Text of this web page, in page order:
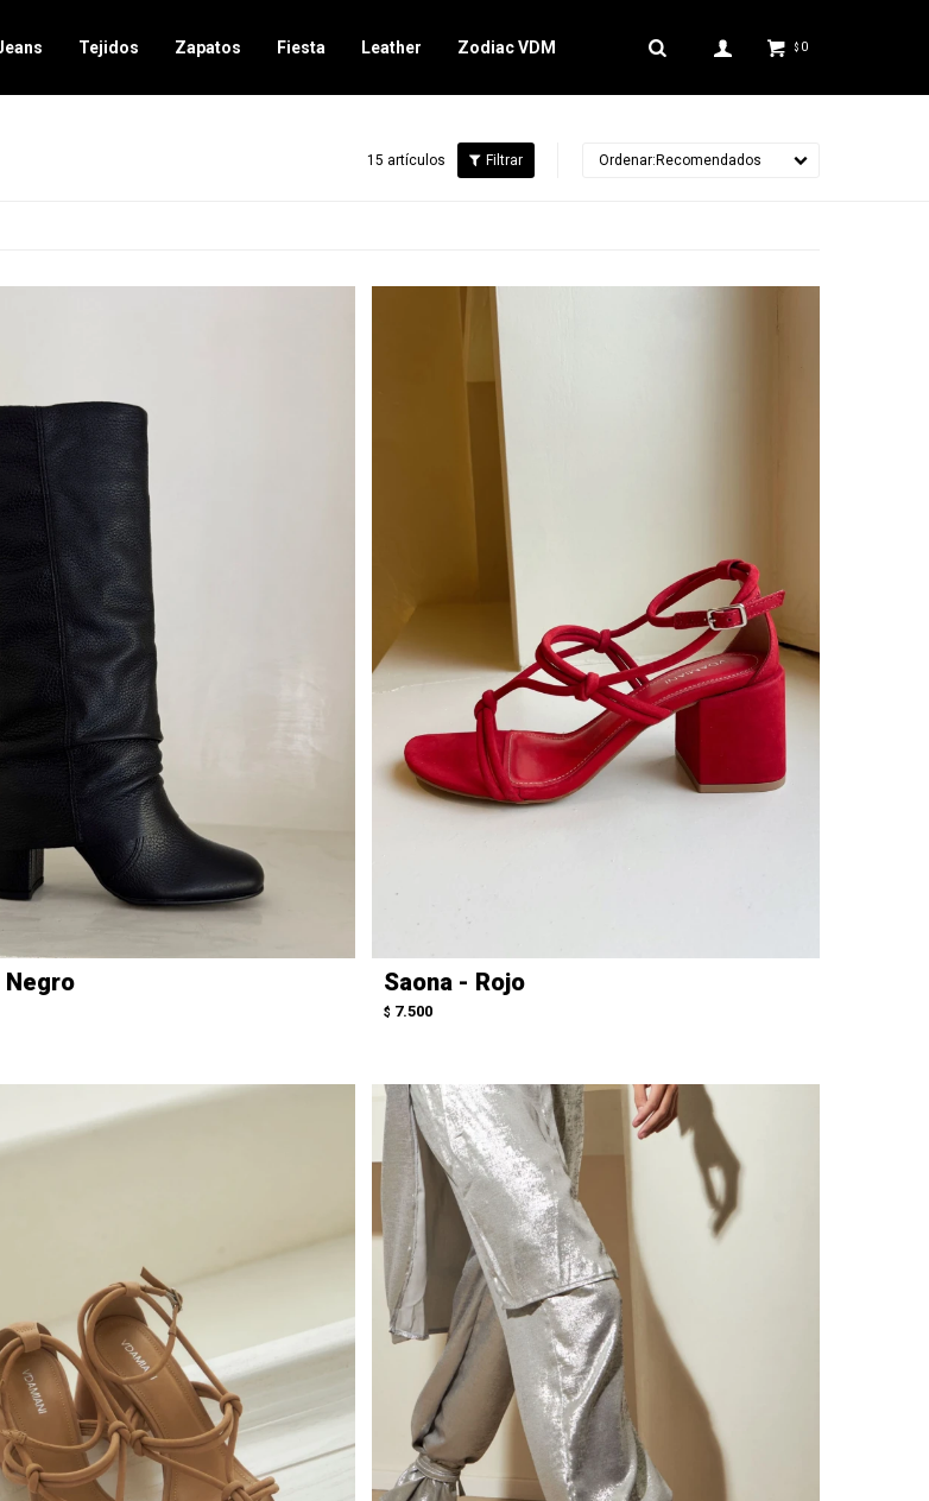
Tejidos Zapatos Fiesta Leather Zodiac VDM $ 0
15 artículos Recomendados
Negro Saona - Rojo
$ 7.500